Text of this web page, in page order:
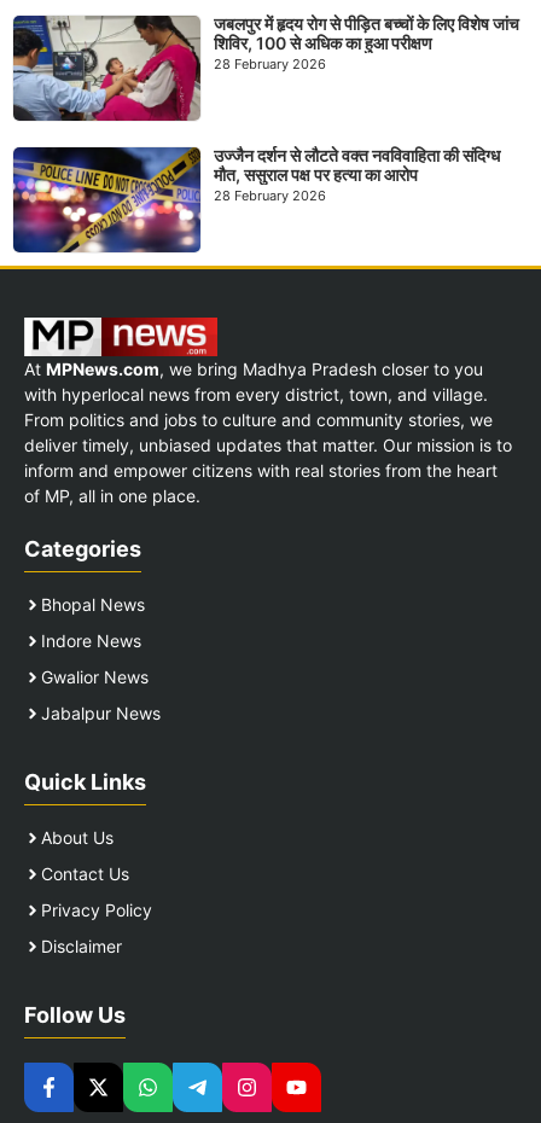
जबलपुर में हृदय रोग से पीड़ित बच्चों के लिए विशेष जांच
शिविर, 100 से अधिक का हुआ परीक्षण
28 February 2026
उज्जैन दर्शन से लौटते वक्त नवविवाहिता की संदिग्ध
मौत, ससुराल पक्ष पर हत्या का आरोप
28 February 2026
At MPNews.com, we bring Madhya Pradesh closer to you
with hyperlocal news from every district, town, and village.
From politics and jobs to culture and community stories, we
deliver timely, unbiased updates that matter. Our mission is to
inform and empower citizens with real stories from the heart
of MP, all in one place.
Categories
Bhopal News
Indore News
Gwalior News
Jabalpur News
Quick Links
About Us
Contact Us
Privacy Policy
Disclaimer
Follow Us